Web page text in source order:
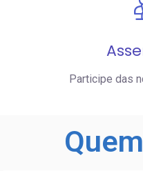
Participe das
Quem